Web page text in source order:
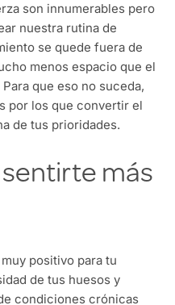
son innumerables pero
nuestra rutina de
se quede fuera de
menos espacio que el
que eso no suceda,
por los que convertir el
de tus prioridades.
más
positivo para tu
de tus huesos y
condiciones crónicas